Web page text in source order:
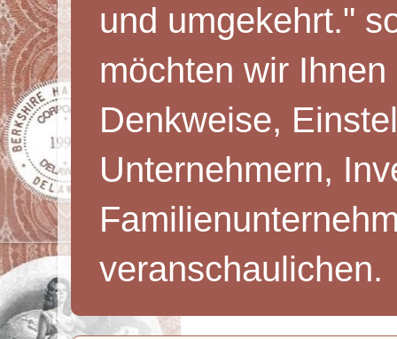
und umgekehrt."
möchten wir
Denkweise,
Unternehmern,
veranschaulichen.